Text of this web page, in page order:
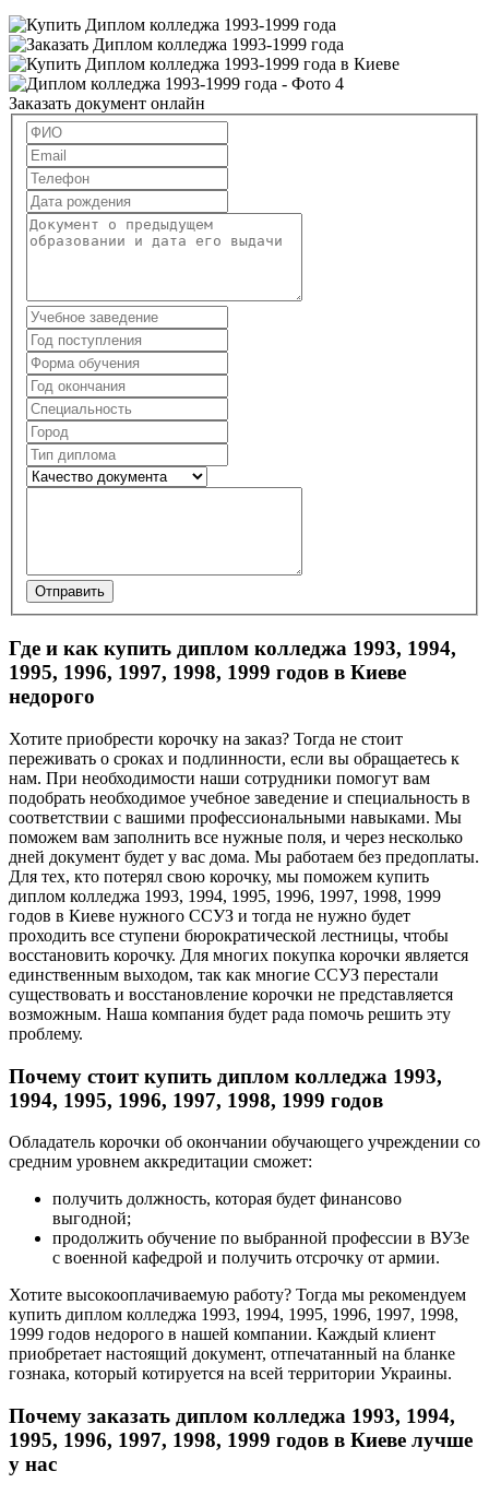
Заказать документ онлайн
Отправить
Где и как купить диплом колледжа 1993, 1994,
1995, 1996, 1997, 1998, 1999 годов в Киеве
недорого
Хотите приобрести корочку на заказ? Тогда не стоит
переживать о сроках и подлинности, если вы обращаетесь к
нам. При необходимости наши сотрудники помогут вам
подобрать необходимое учебное заведение и специальность в
соответствии с вашими профессиональными навыками. Мы
поможем вам заполнить все нужные поля, и через несколько
дней документ будет у вас дома. Мы работаем без предоплаты.
Для тех, кто потерял свою корочку, мы поможем купить
диплом колледжа 1993, 1994, 1995, 1996, 1997, 1998, 1999
годов в Киеве нужного ССУЗ и тогда не нужно будет
проходить все ступени бюрократической лестницы, чтобы
восстановить корочку. Для многих покупка корочки является
единственным выходом, так как многие ССУЗ перестали
существовать и восстановление корочки не представляется
возможным. Наша компания будет рада помочь решить эту
проблему.
Почему стоит купить диплом колледжа 1993,
1994, 1995, 1996, 1997, 1998, 1999 годов
Обладатель корочки об окончании обучающего учреждении со
средним уровнем аккредитации сможет:
получить должность, которая будет финансово
выгодной;
продолжить обучение по выбранной профессии в ВУЗе
с военной кафедрой и получить отсрочку от армии.
Хотите высокооплачиваемую работу? Тогда мы рекомендуем
купить диплом колледжа 1993, 1994, 1995, 1996, 1997, 1998,
1999 годов недорого в нашей компании. Каждый клиент
приобретает настоящий документ, отпечатанный на бланке
гознака, который котируется на всей территории Украины.
Почему заказать диплом колледжа 1993, 1994,
1995, 1996, 1997, 1998, 1999 годов в Киеве лучше
у нас